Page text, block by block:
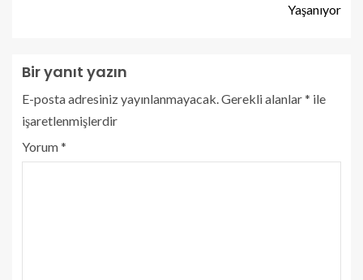
Yaşanıyor
Bir yanıt yazın
E-posta adresiniz yayınlanmayacak.Gerekli alanlar* ile
işaretlenmişlerdir
Yorum*